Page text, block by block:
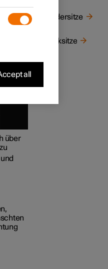
über
und
Vordersitze
Rücksitze
all